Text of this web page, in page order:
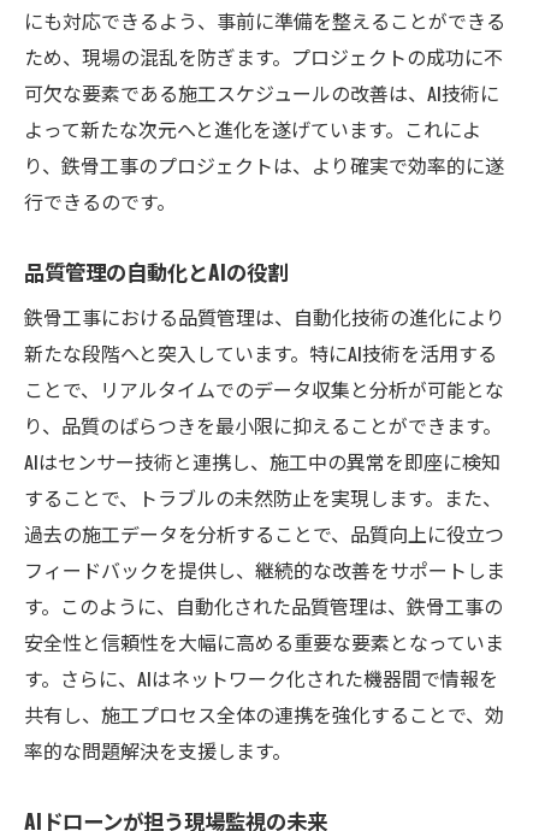
にも対応できるよう、事前に準備を整えることができる
ため、現場の混乱を防ぎます。プロジェクトの成功に不
可欠な要素である施工スケジュールの改善は、AI技術に
よって新たな次元へと進化を遂げています。これによ
り、鉄骨工事のプロジェクトは、より確実で効率的に遂
行できるのです。
品質管理の自動化とAIの役割
鉄骨工事における品質管理は、自動化技術の進化により
新たな段階へと突入しています。特にAI技術を活用する
ことで、リアルタイムでのデータ収集と分析が可能とな
り、品質のばらつきを最小限に抑えることができます。
AIはセンサー技術と連携し、施工中の異常を即座に検知
することで、トラブルの未然防止を実現します。また、
過去の施工データを分析することで、品質向上に役立つ
フィードバックを提供し、継続的な改善をサポートしま
す。このように、自動化された品質管理は、鉄骨工事の
安全性と信頼性を大幅に高める重要な要素となっていま
す。さらに、AIはネットワーク化された機器間で情報を
共有し、施工プロセス全体の連携を強化することで、効
率的な問題解決を支援します。
AIドローンが担う現場監視の未来